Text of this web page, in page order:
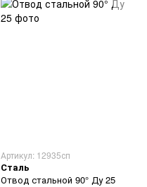
Артикул: 12935сп
Сталь
Отвод стальной 90° Ду 25